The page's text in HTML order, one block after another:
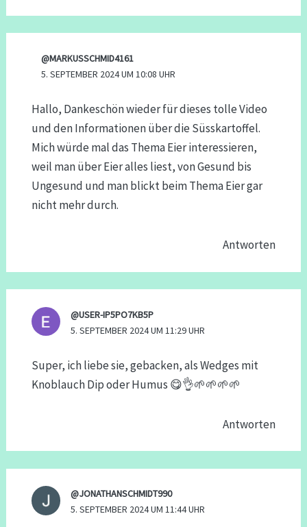
@MARKUSSCHMID4161
5. SEPTEMBER 2024 UM 10:08 UHR
Hallo, Dankeschön wieder für dieses tolle Video
und den Informationen über die Süsskartoffel.
Mich würde mal das Thema Eier interessieren,
weil man über Eier alles liest, von Gesund bis
Ungesund und man blickt beim Thema Eier gar
nicht mehr durch.
Antworten
@USER-IP5PO7KB5P
5. SEPTEMBER 2024 UM 11:29 UHR
Super, ich liebe sie, gebacken, als Wedges mit
Knoblauch Dip oder Humus 😋👌🌱🌱🌱🌱
Antworten
@JONATHANSCHMIDT990
5. SEPTEMBER 2024 UM 11:44 UHR